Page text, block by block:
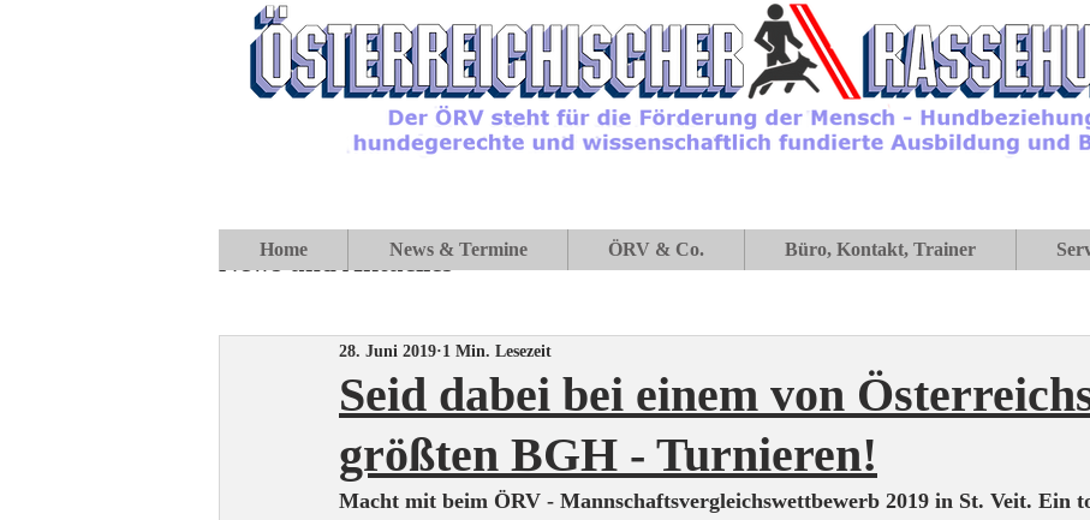
News und Aktuelles
Seid dabei bei einem von
größten BGH - Turnieren!
28. Juni 2019 1 Min. Lesezeit
Macht mit beim ÖRV - Mannschaftsvergleichswettbewerb 2019 in St. Veit. Ein
Home News & Termine ÖRV & Co. Büro, Kontakt, Trainer